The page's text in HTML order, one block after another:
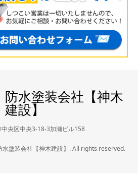
防水塗装会社【神木
建設】
央区中央3-18-3加瀬ビル158
塗装会社【神木建設】. All rights reserved.